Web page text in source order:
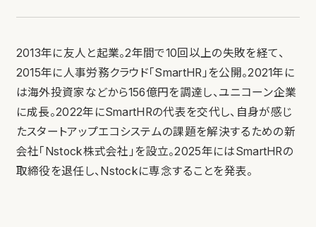
2013年に友人と起業。2年間で10回以上の失敗を経て、
2015年に人事労務クラウド「SmartHR」を公開。2021年に
は海外投資家などから156億円を調達し、ユニコーン企業
に成長。2022年にSmartHRの代表を交代し、自身が感じ
たスタートアップエコシステムの課題を解決するための新
会社「Nstock株式会社」を設立。2025年にはSmartHRの
取締役を退任し、Nstockに専念することを発表。